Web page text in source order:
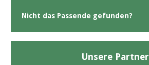
Nicht das Passende gefunden?
Unsere Partner